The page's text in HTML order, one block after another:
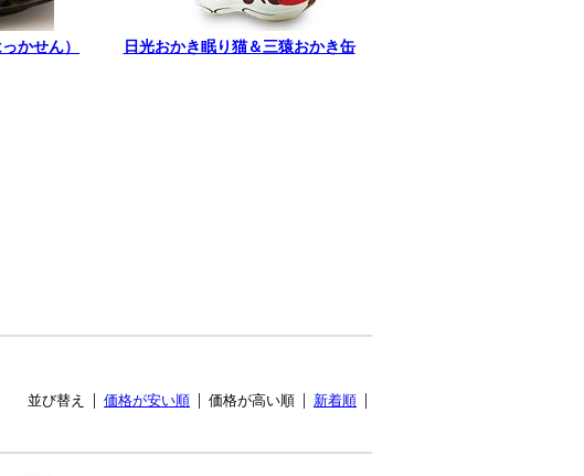
かせん） 日光おかき眠り猫＆三猿おかき缶
並び替え 価格が安い順 価格が高い順 新着順